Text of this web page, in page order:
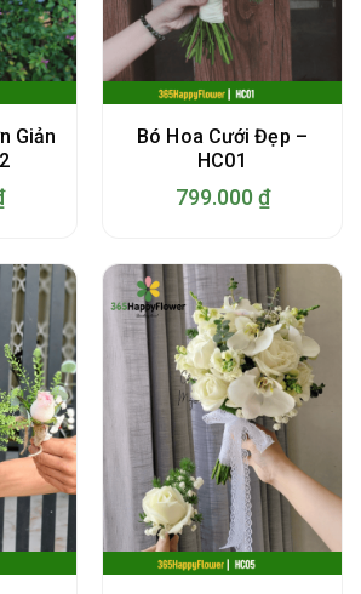
Giản
Bó Hoa Cưới Đẹp –
HC01
799.000 ₫